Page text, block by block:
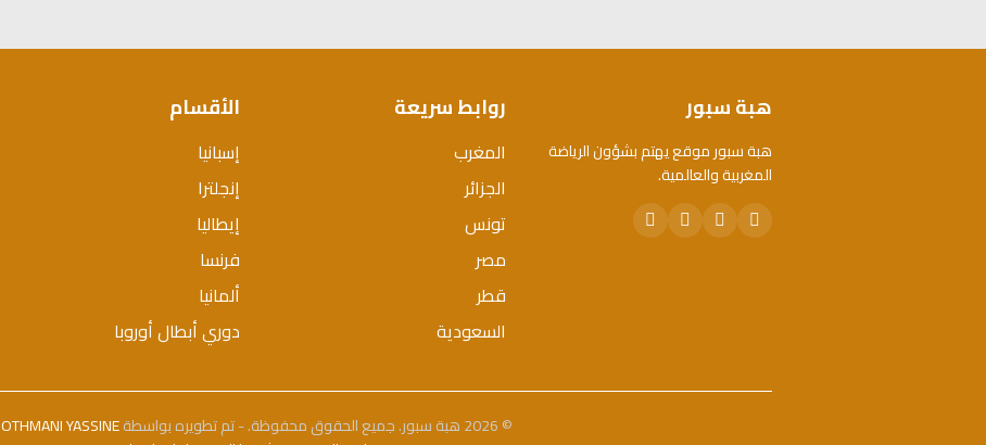
هبة سبور
هبة سبور موقع يهتم بشؤون الرياضة
المغربية والعالمية.
روابط سريعة
المغرب
الجزائر
تونس
مصر
قطر
السعودية
الأقسام
إسبانيا
إنجلترا
إيطاليا
فرنسا
ألمانيا
دوري أبطال أوروبا
© 2026 هبة سبور. جميع الحقوق محفوظة. - تم تطويره بواسطة
OTHMANI YASSINE